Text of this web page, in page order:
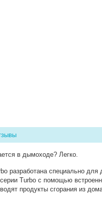
в дымоходе? Легко.
разработана специально
Turbo с помощью
продукты сгорания из